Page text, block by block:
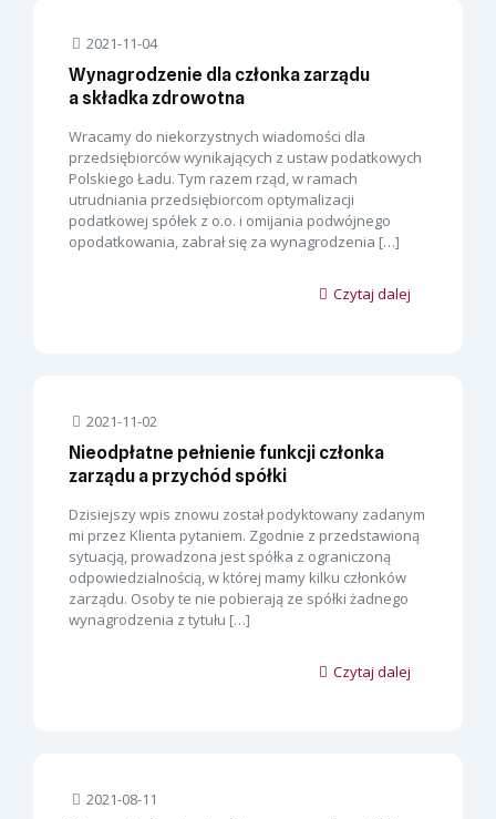
2021-11-04
Wynagrodzenie dla członka zarządu
a składka zdrowotna
Wracamy do niekorzystnych wiadomości dla
przedsiębiorców wynikających z ustaw podatkowych
Polskiego Ładu. Tym razem rząd, w ramach
utrudniania przedsiębiorcom optymalizacji
podatkowej spółek z o.o. i omijania podwójnego
opodatkowania, zabrał się za wynagrodzenia […]
Czytaj dalej
2021-11-02
Nieodpłatne pełnienie funkcji członka
zarządu a przychód spółki
Dzisiejszy wpis znowu został podyktowany zadanym
mi przez Klienta pytaniem. Zgodnie z przedstawioną
sytuacją, prowadzona jest spółka z ograniczoną
odpowiedzialnością, w której mamy kilku członków
zarządu. Osoby te nie pobierają ze spółki żadnego
wynagrodzenia z tytułu […]
Czytaj dalej
2021-08-11